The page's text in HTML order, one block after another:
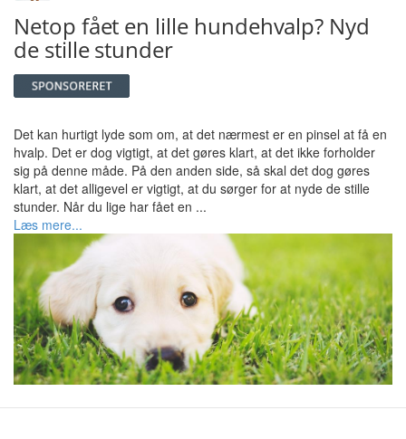
Netop fået en lille hundehvalp? Nyd
de stille stunder
Det kan hurtigt lyde som om, at det nærmest er en pinsel at få en
hvalp. Det er dog vigtigt, at det gøres klart, at det ikke forholder
sig på denne måde. På den anden side, så skal det dog gøres
klart, at det alligevel er vigtigt, at du sørger for at nyde de stille
stunder. Når du lige har fået en ...
Læs mere...